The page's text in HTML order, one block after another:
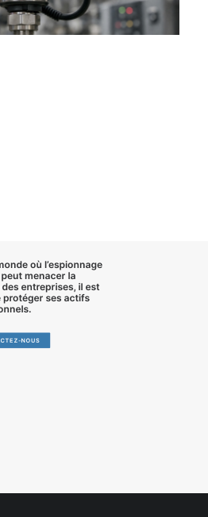
où l’espionnage
peut menacer la
entreprises, il est
protéger ses actifs
.
NOUS